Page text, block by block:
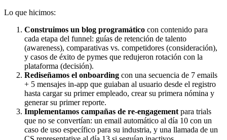
Lo que hicimos:
Construimos un blog programático con contenido para
cada etapa del funnel: guías de retención de talento
(awareness), comparativas vs. competidores (consideración),
y casos de éxito de pymes que redujeron rotación con la
plataforma (decisión).
Rediseñamos el onboarding con una secuencia de 7 emails
+ 5 mensajes in-app que guiaban al usuario desde el registro
hasta cargar su primer empleado, crear su primera nómina y
generar su primer reporte.
Implementamos campañas de re-engagement para trials
que no se convertían: un email automático al día 10 con un
caso de uso específico para su industria, y una llamada de un